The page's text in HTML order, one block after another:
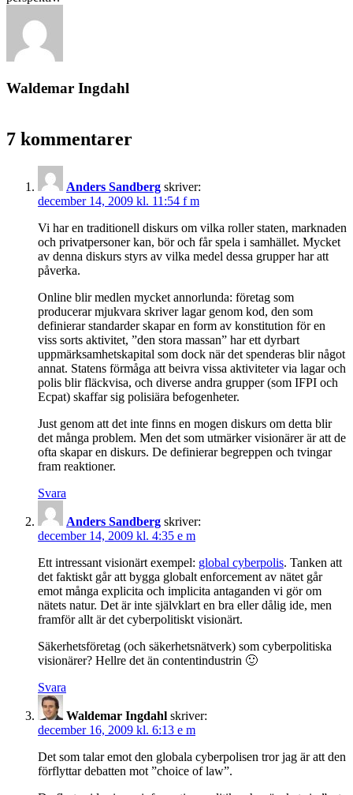
Waldemar Ingdahl
7 kommentarer
Anders Sandberg skriver:
december 14, 2009 kl. 11:54 f m
Vi har en traditionell diskurs om vilka roller staten, marknaden
och privatpersoner kan, bör och får spela i samhället. Mycket
av denna diskurs styrs av vilka medel dessa grupper har att
påverka.
Online blir medlen mycket annorlunda: företag som
producerar mjukvara skriver lagar genom kod, den som
definierar standarder skapar en form av konstitution för en
viss sorts aktivitet, ”den stora massan” har ett dyrbart
uppmärksamhetskapital som dock när det spenderas blir något
annat. Statens förmåga att beivra vissa aktiviteter via lagar och
polis blir fläckvisa, och diverse andra grupper (som IFPI och
Ecpat) skaffar sig polisiära befogenheter.
Just genom att det inte finns en mogen diskurs om detta blir
det många problem. Men det som utmärker visionärer är att de
ofta skapar en diskurs. De definierar begreppen och tvingar
fram reaktioner.
Svara
Anders Sandberg skriver:
december 14, 2009 kl. 4:35 e m
Ett intressant visionärt exempel: global cyberpolis. Tanken att
det faktiskt går att bygga globalt enforcement av nätet går
emot många explicita och implicita antaganden vi gör om
nätets natur. Det är inte självklart en bra eller dålig ide, men
framför allt är det cyberpolitiskt visionärt.
Säkerhetsföretag (och säkerhetsnätverk) som cyberpolitiska
visionärer? Hellre det än contentindustrin 🙂
Svara
Waldemar Ingdahl skriver:
december 16, 2009 kl. 6:13 e m
Det som talar emot den globala cyberpolisen tror jag är att den
förflyttar debatten mot ”choice of law”.